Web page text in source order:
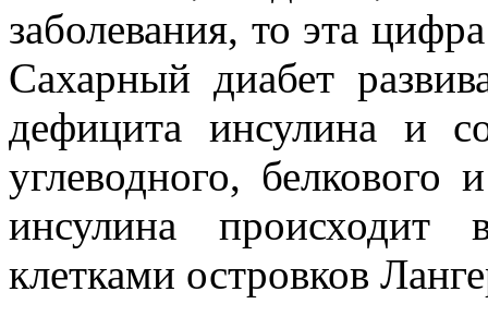
заболевания, то эта
Сахарный диабет
дефицита инсулина и
углеводного,
инсулина
клетками островков